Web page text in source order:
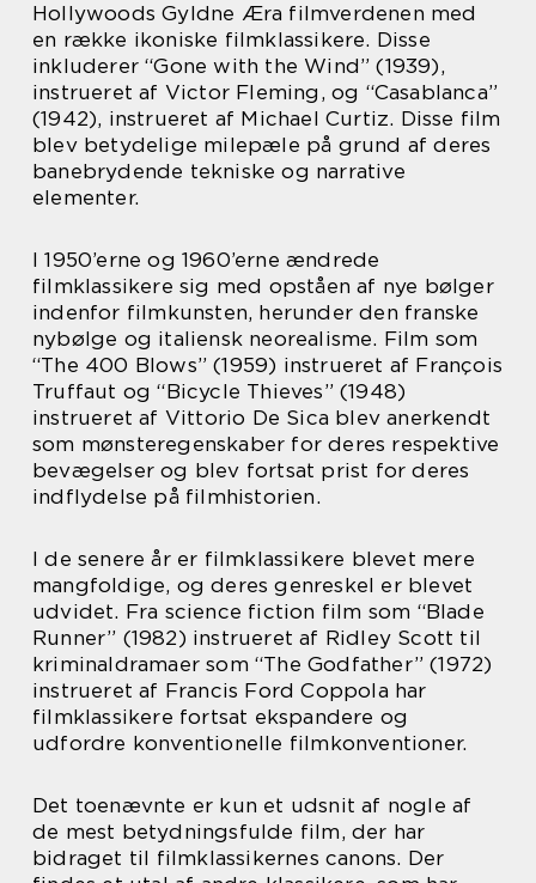
Hollywoods Gyldne Æra filmverdenen med
en række ikoniske filmklassikere. Disse
inkluderer “Gone with the Wind” (1939),
instrueret af Victor Fleming, og “Casablanca”
(1942), instrueret af Michael Curtiz. Disse film
blev betydelige milepæle på grund af deres
banebrydende tekniske og narrative
elementer.
I 1950’erne og 1960’erne ændrede
filmklassikere sig med opståen af nye bølger
indenfor filmkunsten, herunder den franske
nybølge og italiensk neorealisme. Film som
“The 400 Blows” (1959) instrueret af François
Truffaut og “Bicycle Thieves” (1948)
instrueret af Vittorio De Sica blev anerkendt
som mønsteregenskaber for deres respektive
bevægelser og blev fortsat prist for deres
indflydelse på filmhistorien.
I de senere år er filmklassikere blevet mere
mangfoldige, og deres genreskel er blevet
udvidet. Fra science fiction film som “Blade
Runner” (1982) instrueret af Ridley Scott til
kriminaldramaer som “The Godfather” (1972)
instrueret af Francis Ford Coppola har
filmklassikere fortsat ekspandere og
udfordre konventionelle filmkonventioner.
Det toenævnte er kun et udsnit af nogle af
de mest betydningsfulde film, der har
bidraget til filmklassikernes canons. Der